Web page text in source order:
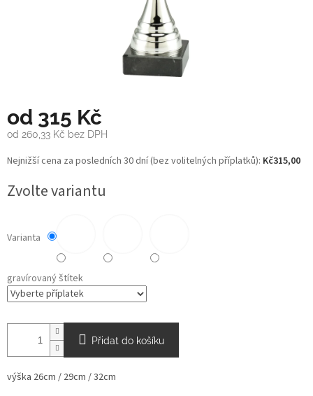
od 315 Kč
od 260,33 Kč bez DPH
Měrná
cena:
Nejnižší cena za posledních 30 dní (bez volitelných příplatků): Kč315,00
Zvolte variantu
Varianta
gravírovaný štítek
Přidat do košíku
výška 26cm / 29cm / 32cm